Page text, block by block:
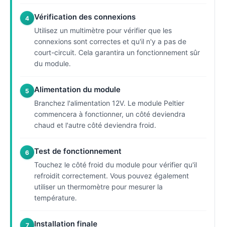
4 Vérification des connexions
Utilisez un multimètre pour vérifier que les
connexions sont correctes et qu'il n'y a pas de
court-circuit. Cela garantira un fonctionnement sûr
du module.
5 Alimentation du module
Branchez l'alimentation 12V. Le module Peltier
commencera à fonctionner, un côté deviendra
chaud et l'autre côté deviendra froid.
6 Test de fonctionnement
Touchez le côté froid du module pour vérifier qu'il
refroidit correctement. Vous pouvez également
utiliser un thermomètre pour mesurer la
température.
7 Installation finale